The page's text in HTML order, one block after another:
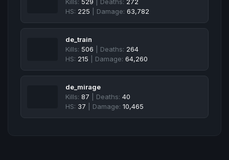
HS: 225 | Damage: 63,782
de_train
Kills: 506 | Deaths: 264
HS: 215 | Damage: 64,260
de_mirage
Kills: 87 | Deaths: 40
HS: 37 | Damage: 10,465